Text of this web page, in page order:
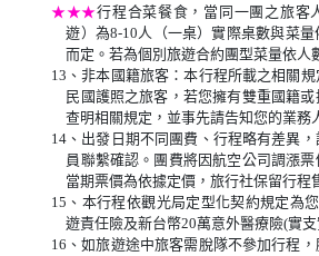
★★★行程合菜餐食，當同一團之旅客
遊）為8-10人（一桌）實際桌數與菜
而定。若為個別旅遊合約團型菜量依人
13、非本國籍旅客：本行程所載之相關
民國護照之旅客，若您擁有雙重國籍
查明相關規定，並事先請告知您的業務
14、出發日期不同團費、行程略有差異
員聯繫確認。團費將因航空公司調漲
當期票價為依據定價，旅行社保留行程
15、本行程依觀光局定型化契約規定為
遊責任險及新台幣20萬意外醫療險(實支
16、如旅遊途中旅客需脫隊不參加行程